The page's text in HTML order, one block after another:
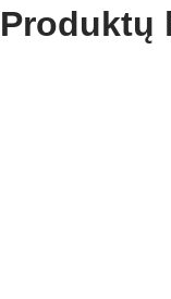
Produktų